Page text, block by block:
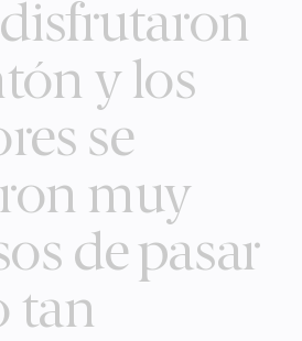
y los
se
muy
de pasar
tan